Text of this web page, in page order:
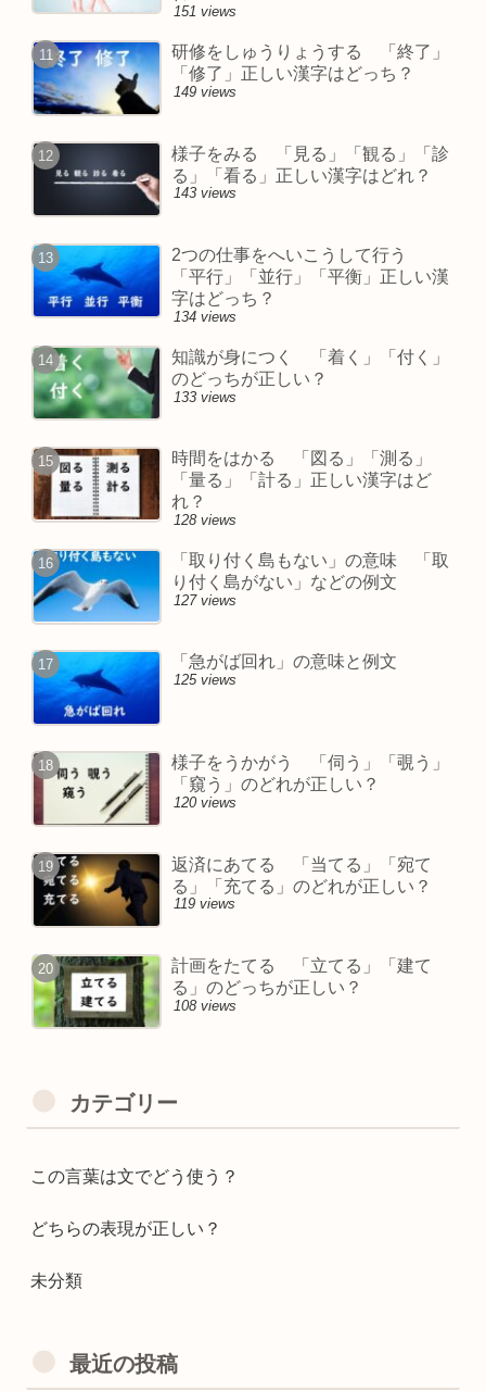
151 views
研修をしゅうりょうする 「終了」
「修了」正しい漢字はどっち？
149 views
様子をみる 「見る」「観る」「診
る」「看る」正しい漢字はどれ？
143 views
2つの仕事をへいこうして行う
「平行」「並行」「平衡」正しい漢
字はどっち？
134 views
知識が身につく 「着く」「付く」
のどっちが正しい？
133 views
時間をはかる 「図る」「測る」
「量る」「計る」正しい漢字はど
れ？
128 views
「取り付く島もない」の意味 「取
り付く島がない」などの例文
127 views
「急がば回れ」の意味と例文
125 views
様子をうかがう 「伺う」「覗う」
「窺う」のどれが正しい？
120 views
返済にあてる 「当てる」「宛て
る」「充てる」のどれが正しい？
119 views
計画をたてる 「立てる」「建て
る」のどっちが正しい？
108 views
カテゴリー
この言葉は文でどう使う？
どちらの表現が正しい？
未分類
最近の投稿